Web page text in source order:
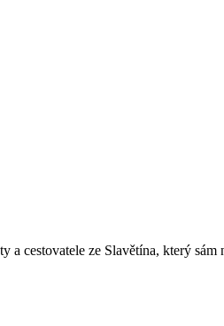
a cestovatele ze Slavětína, který